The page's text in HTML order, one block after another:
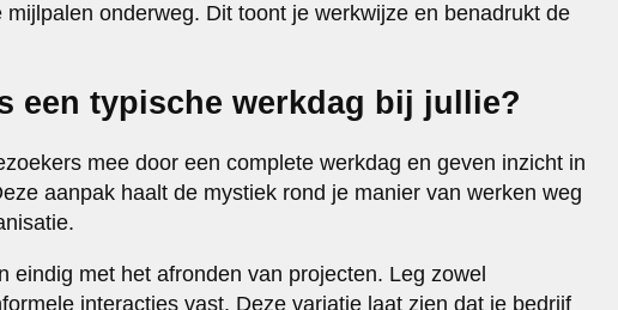
onderweg. Dit toont je werkwijze en benadrukt de
een typische werkdag bij jullie?
mee door een complete werkdag en geven inzicht in
aanpak haalt de mystiek rond je manier van werken weg
eindig met het afronden van projecten. Leg zowel
interacties vast. Deze variatie laat zien dat je bedrijf